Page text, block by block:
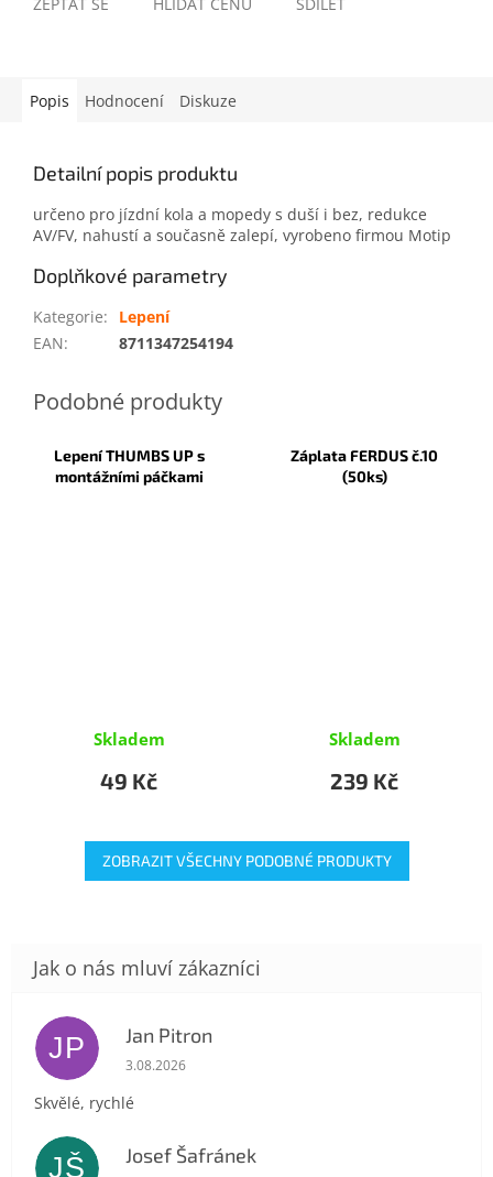
Popis Hodnocení Diskuze
Detailní popis produktu
určeno pro jízdní kola a mopedy s duší i bez, redukce
AV/FV, nahustí a současně zalepí, vyrobeno firmou Motip
Doplňkové parametry
Kategorie:
Lepení
EAN: 8711347254194
Lepení THUMBS UP s
montážními páčkami
Skladem
49 Kč
Záplata FERDUS č.10
(50ks)
Skladem
239 Kč
ZOBRAZIT VŠECHNY PODOBNÉ PRODUKTY
JP Jan Pitron
Hodnocení obchodu je 5 z 5 hvězdiček.
3.08.2026
Skvělé, rychlé
JŠ Josef Šafránek